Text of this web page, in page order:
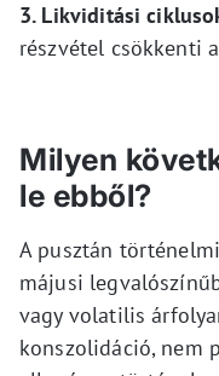
3. Likviditási
részvétel csökkenti
Milyen
le ebből?
A pusztán
májusi
vagy volatilis
konszolidáció, nem